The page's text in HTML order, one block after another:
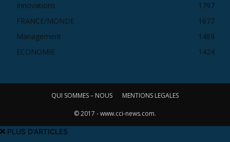
Innovations
1797
FRANCE/MONDE
1677
Management
1489
ECONOMIE
1424
QUI SOMMES – NOUS MENTIONS LEGALES
© 2017 - www.cci-news.com.
PLUS D'ARTICLES